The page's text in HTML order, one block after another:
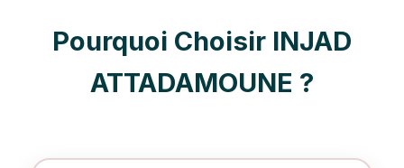
Pourquoi Choisir INJAD
ATTADAMOUNE ?